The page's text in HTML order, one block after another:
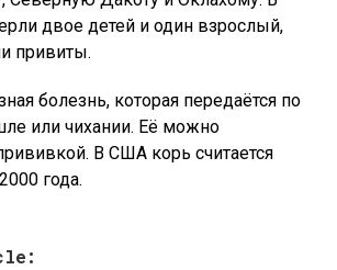
двое детей и один взрослый,
привиты.
болезнь, которая передаётся по
или чихании. Её можно
В США корь считается
года.